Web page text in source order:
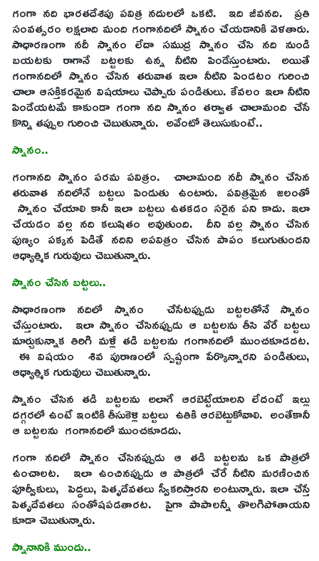
గంగా నది భారతదేశపు పవిత్ర నదులలో ఒకటి. ఇది జీవనది. ప్రతి
సంవత్సరం లక్షలాది మంది గంగానదిలో స్నానం చేయడానికి వెళతారు.
సాధారణంగా నదీ స్నానం లేదా సముద్ర స్నానం చేసి నది నుండి
బయటకు రాగానే బట్టలకు ఉన్న నీటిని పిండేస్తుంటారు. అయితే
గంగానదిలో స్నానం చేసిన తరువాత ఇలా నీటిని పిండటం గురించి
చాలా ఆసక్తికరమైన విషయాలు చెప్పారు పండితులు. కేవలం ఇలా నీటిని
పిండేయటమే కాకుండా గంగా నది స్నానం తర్వాత చాలామంది చేసే
కొన్ని తప్పుల గురించి చెబుతున్నారు. అవేంటో తెలుసుకుంటే..
స్నానం..
గంగానది స్నానం పరమ పవిత్రం. చాలామంది నదీ స్నానం చేసిన
తరువాత నదిలోనే బట్టలు పిండుతు ఉంటారు. పవిత్రమైన జలంతో
స్నానం చేయాలి కానీ ఇలా బట్టలు ఉతకడం సరైన పని కాదు. ఇలా
చేయడం వల్ల నది కలుషితం అవుతుంది. దీని వల్ల స్నానం చేసిన
పుణ్యం పక్కన పెడితే నదిని అపవిత్రం చేసిన పాపం కలుగుతుందని
ఆధ్యాత్మిక గురువులు చెబుతున్నారు.
స్నానం చేసిన బట్టలు..
సాధారణంగా నదిలో స్నానం చేసేటప్పుడు బట్టలతోనే స్నానం
చేస్తుంటారు. ఇలా స్నానం చేసినప్పుడు ఆ బట్టలను తీసి వేరే బట్టలు
మార్చుకున్నాక తిరిగి మళ్లీ తడి బట్టలను గంగానదిలో ముంచకూడదట.
ఈ విషయం శివ పురాణంలో స్పష్టంగా పేర్కొన్నారని పండితులు,
ఆధ్యాత్మిక గురువులు చెబుతున్నారు.
స్నానం చేసిన తడి బట్టలను అలాగే ఆరబెట్టేయాలని లేదంటే ఇల్లు
దగ్గరలో ఉంటే ఇంటికి తీసుకెళ్లి బట్టలు ఉతికి ఆరబెట్టుకోవాలి. అంతేకానీ
ఆ బట్టలను గంగానదిలో ముంచకూడదు.
గంగా నదిలో స్నానం చేసినప్పుడు ఆ తడి బట్టలను ఒక పాత్రలో
ఉంచాలట. ఇలా ఉంచినప్పుడు ఆ పాత్రలో చేరే నీటిని మరణించిన
పూర్వీకులు, పెద్దలు, పితృదేవతలు స్వీకరిస్తారని అంటున్నారు. ఇలా చేస్తే
పితృదేవతలు సంతోషపడతారట. పైగా పాపాలన్నీ తొలగిపోతాయని
కూడా చెబుతున్నారు.
స్నానానికి ముందు..